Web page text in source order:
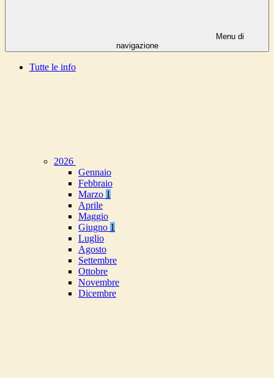
Menu di
navigazione
Tutte le info
2026
Gennaio
Febbraio
Marzo 1
Aprile
Maggio
Giugno 1
Luglio
Agosto
Settembre
Ottobre
Novembre
Dicembre